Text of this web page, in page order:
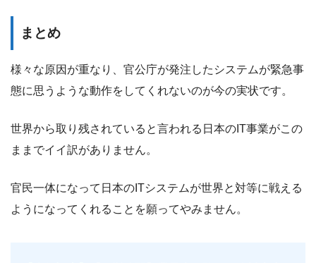
まとめ
様々な原因が重なり、官公庁が発注したシステムが緊急事
態に思うような動作をしてくれないのが今の実状です。
世界から取り残されていると言われる日本のIT事業がこの
ままでイイ訳がありません。
官民一体になって日本のITシステムが世界と対等に戦える
ようになってくれることを願ってやみません。